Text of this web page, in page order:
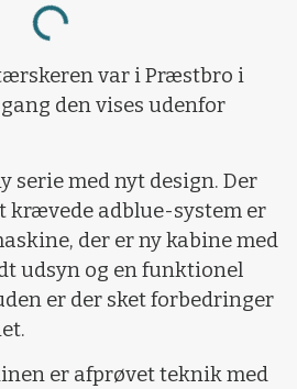
Loading...
var i Præstbro i
den vises udenfor
serie med nyt design. Der
krævede adblue-system er
der er ny kabine med
udsyn og en funktionel
er der sket forbedringer
er afprøvet teknik med